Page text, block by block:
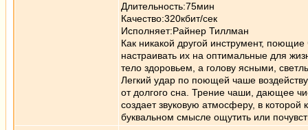
Длительность:75мин
Качество:320кбит/сек
Исполняет:Райнер Тиллман
Как никакой другой инструмент,
настраивать их на оптимальные для
тело здоровьем, а голову ясными,
Легкий удар по поющей чаше
от долгого сна. Трение чаши, дающее
создает звуковую атмосферу, в
буквальном смысле ощутить или